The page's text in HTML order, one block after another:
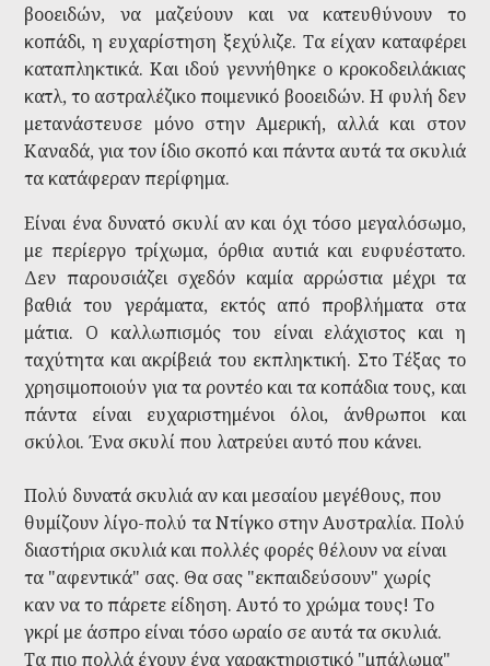
βοοειδών, να μαζεύουν και να κατευθύνουν το
κοπάδι, η ευχαρίστηση ξεχύλιζε. Τα είχαν καταφέρει
καταπληκτικά. Και ιδού γεννήθηκε ο κροκοδειλάκιας
κατλ, το αστραλέζικο ποιμενικό βοοειδών. Η φυλή δεν
μετανάστευσε μόνο στην Αμερική, αλλά και στον
Καναδά, για τον ίδιο σκοπό και πάντα αυτά τα σκυλιά
τα κατάφεραν περίφημα.
Είναι ένα δυνατό σκυλί αν και όχι τόσο μεγαλόσωμο,
με περίεργο τρίχωμα, όρθια αυτιά και ευφυέστατο.
Δεν παρουσιάζει σχεδόν καμία αρρώστια μέχρι τα
βαθιά του γεράματα, εκτός από προβλήματα στα
μάτια. Ο καλλωπισμός του είναι ελάχιστος και η
ταχύτητα και ακρίβειά του εκπληκτική. Στο Τέξας το
χρησιμοποιούν για τα ροντέο και τα κοπάδια τους, και
πάντα είναι ευχαριστημένοι όλοι, άνθρωποι και
σκύλοι. Ένα σκυλί που λατρεύει αυτό που κάνει.
Πολύ δυνατά σκυλιά αν και μεσαίου μεγέθους, που
θυμίζουν λίγο-πολύ τα Ντίγκο στην Αυστραλία. Πολύ
διαστήρια σκυλιά και πολλές φορές θέλουν να είναι
τα "αφεντικά" σας. Θα σας "εκπαιδεύσουν" χωρίς
καν να το πάρετε είδηση. Αυτό το χρώμα τους! Το
γκρί με άσπρο είναι τόσο ωραίο σε αυτά τα σκυλιά.
Τα πιο πολλά έχουν ένα χαρακτηριστικό "μπάλωμα"